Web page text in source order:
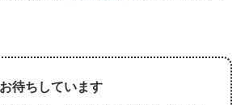
待ちしています